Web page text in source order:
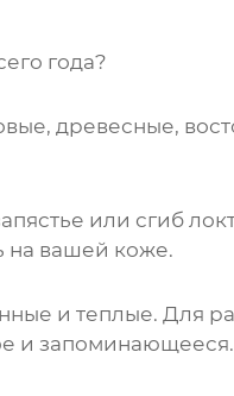
года?
древесные,
или сгиб
на вашей коже.
и теплые. Для
и запоминающееся.